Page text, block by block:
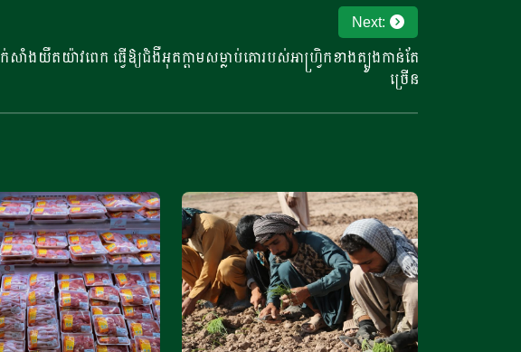
Next:
សាំងយឺតយ៉ាវពេក ធ្វើឱ្យជំងឺអុតក្តាមសម្លាប់គោរបស់អាហ្វ្រិកខាងត្បូងកាន់តែ
ច្រើន